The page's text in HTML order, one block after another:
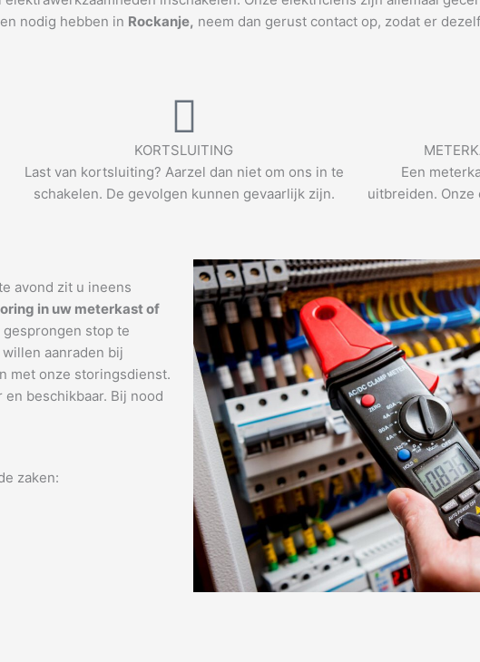
nodig hebben in Rockanje, neem dan gerust contact op, zodat er
KORTSLUITING
Last van kortsluiting? Aarzel dan niet om ons in te
schakelen. De gevolgen kunnen gevaarlijk zijn.
Een
uitbreiden. Onze
avond zit u ineens
in uw meterkast of
stop te
aanraden bij
met onze storingsdienst.
beschikbaar. Bij nood
zaken: